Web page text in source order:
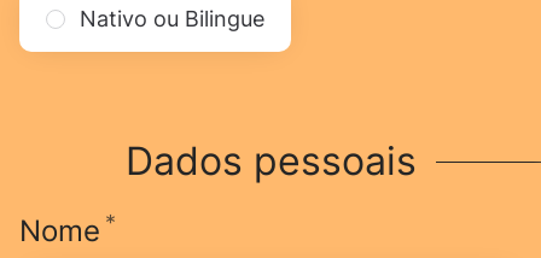
Nativo ou Bilingue
Dados pessoais
Nome *